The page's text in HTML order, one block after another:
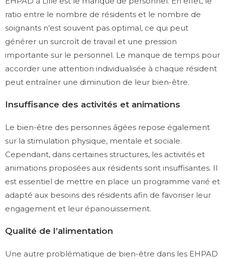
ratio entre le nombre de résidents et le nombre de
soignants n’est souvent pas optimal, ce qui peut
générer un surcroît de travail et une pression
importante sur le personnel. Le manque de temps pour
accorder une attention individualisée à chaque résident
peut entraîner une diminution de leur bien-être.
Insuffisance des activités et animations
Le bien-être des personnes âgées repose également
sur la stimulation physique, mentale et sociale.
Cependant, dans certaines structures, les activités et
animations proposées aux résidents sont insuffisantes. Il
est essentiel de mettre en place un programme varié et
adapté aux besoins des résidents afin de favoriser leur
engagement et leur épanouissement.
Qualité de l’alimentation
Une autre problématique de bien-être dans les EHPAD